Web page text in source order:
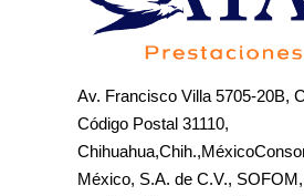
Av. Francisco Villa 5705-20B,
Código Postal 31110,
México, S.A. de C.V.,